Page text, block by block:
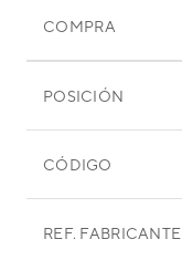
COMPRA
POSICIÓN
CÓDIGO
REF. FABRICANTE